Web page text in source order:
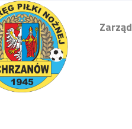
Zarząd